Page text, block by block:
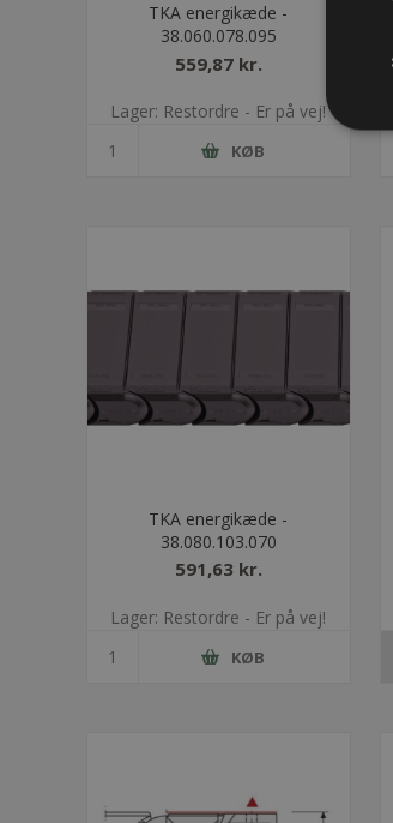
TKA energikæde -
38.060.078.095
559,87 kr.
Lager: Restordre - Er på vej!
KØB
TKA energikæde -
38.080.103.070
591,63 kr.
Lager: Restordre - Er på vej!
KØB